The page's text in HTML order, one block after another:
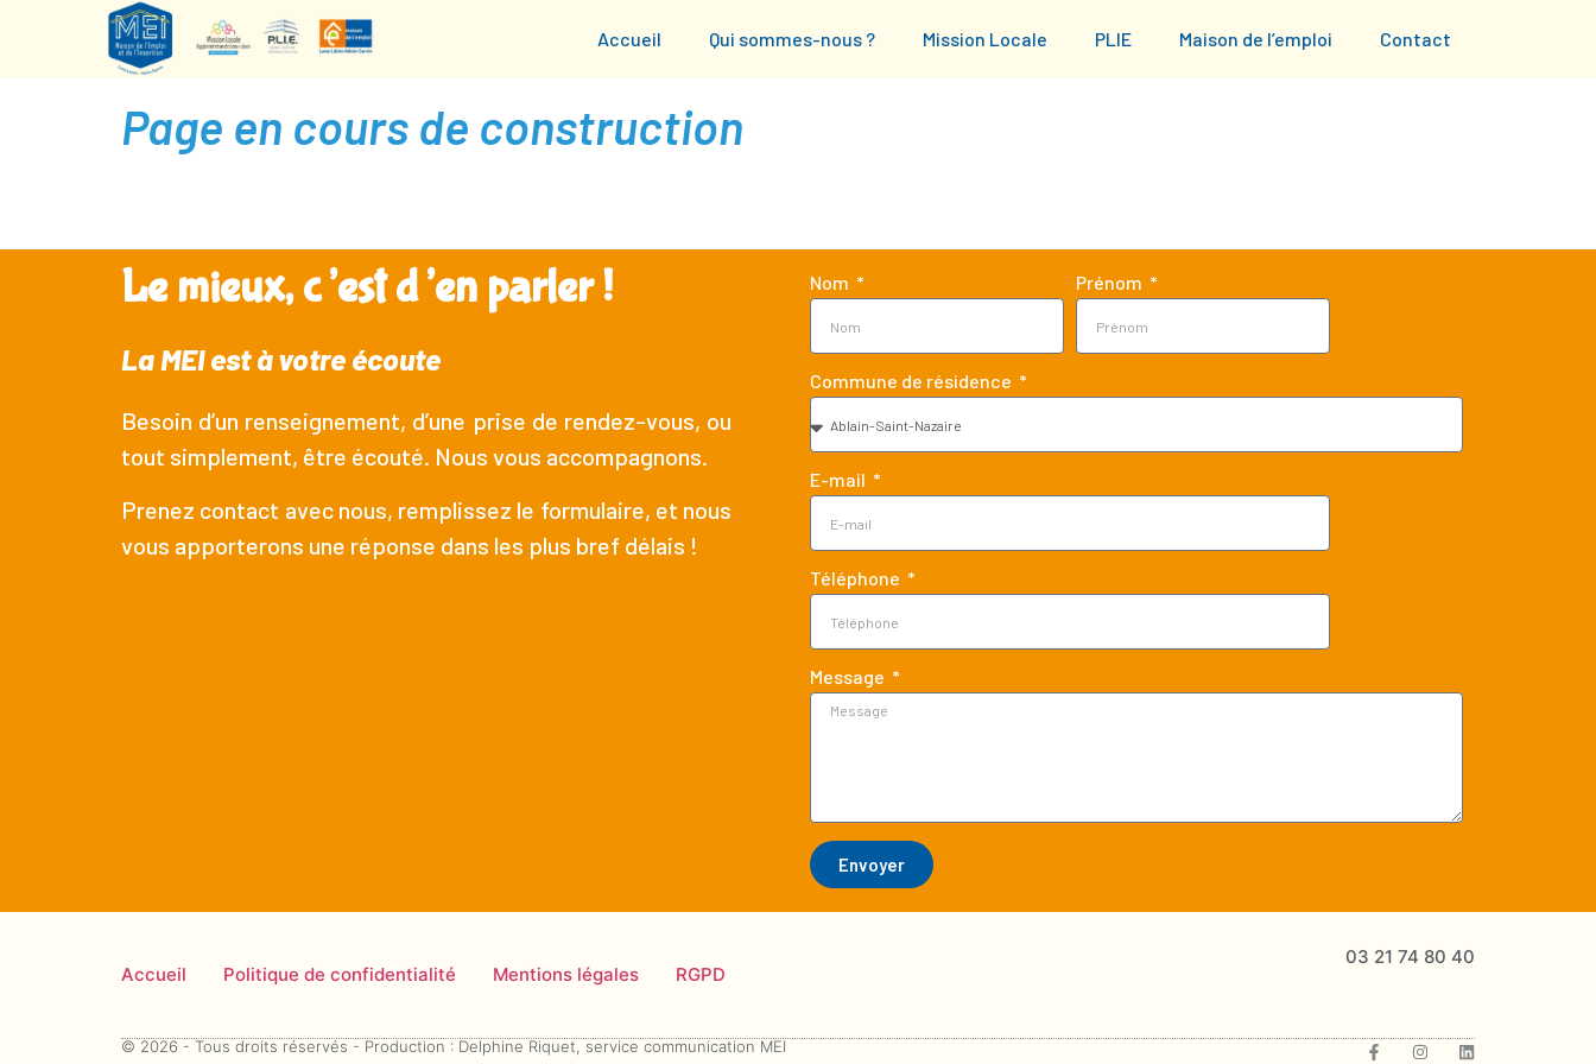
Accueil Qui sommes-nous ? Mission Locale PLIE Maison de l’emploi Contact
Page en cours de construction
Le mieux, c’est d’en parler !
La MEI est à votre écoute
Besoin d’un renseignement, d’une prise de rendez-vous, ou
tout simplement, être écouté. Nous vous accompagnons.
Prenez contact avec nous, remplissez le formulaire, et nous
vous apporterons une réponse dans les plus bref délais !
Nom Prénom
Commune de résidence
E-mail
Téléphone
Message
Envoyer
Accueil Politique de confidentialité Mentions légales RGPD
03 21 74 80 40
© 2026 - Tous droits réservés - Production : Delphine Riquet, service communication MEI